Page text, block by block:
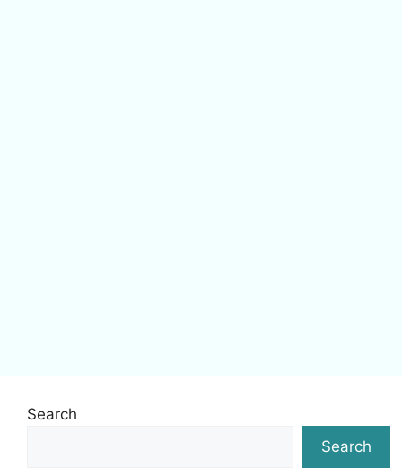
Search
Search